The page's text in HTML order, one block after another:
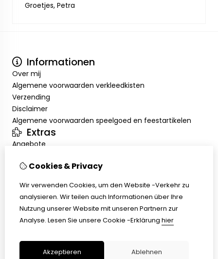
Groetjes, Petra
Informationen
Over mij
Algemene voorwaarden verkleedkisten
Verzending
Disclaimer
Algemene voorwaarden speelgoed en feestartikelen
Extras
Angebote
Inloggen
Kundenservice
Retouren
Cookies & Privacy
Wir verwenden Cookies, um den Website -Verkehr zu
analysieren. Wir teilen auch Informationen über Ihre
Nutzung unserer Website mit unseren Partnern zur
Analyse. Lesen Sie unsere Cookie -Erklärung hier
Akzeptieren Ablehnen